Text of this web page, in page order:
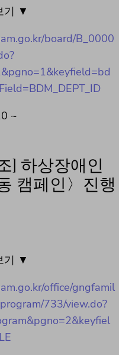
기 ▼
board/B_0000
~
] 하상장애인
캠페인〉진행
기 ▼
office/gngfamil
733/view.do?